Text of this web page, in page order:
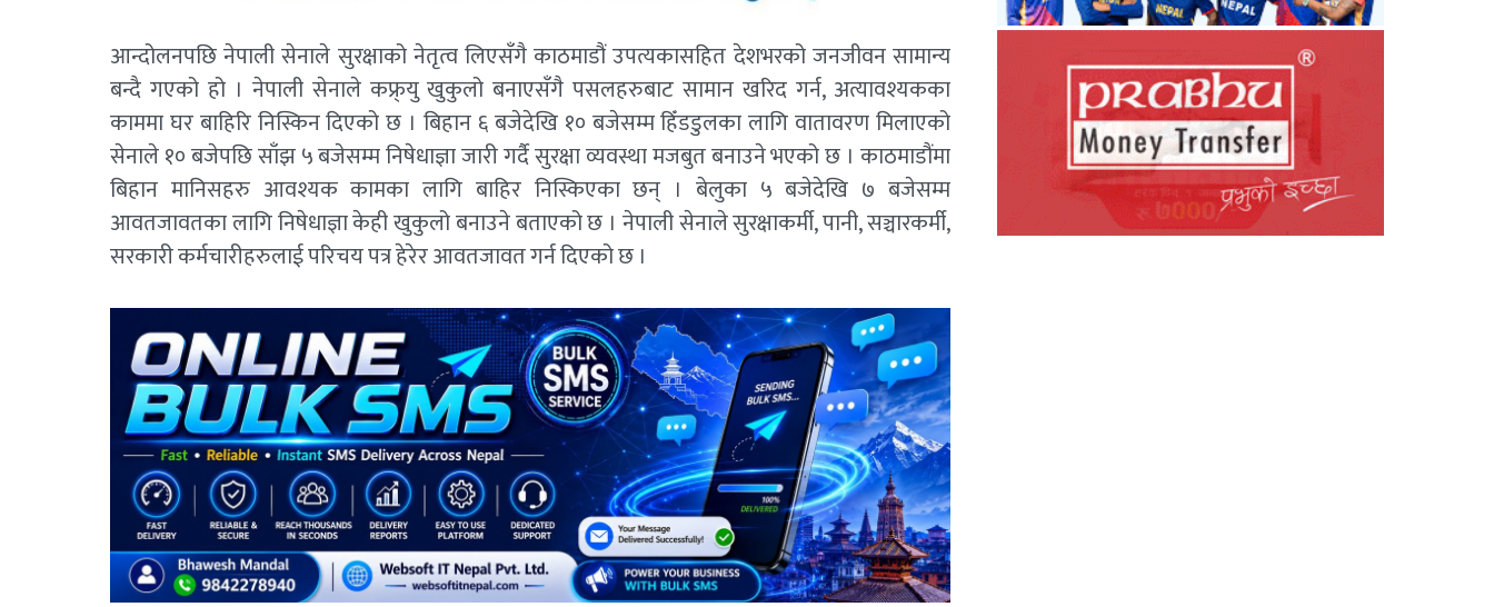
आन्दोलनपछि नेपाली सेनाले सुरक्षाको नेतृत्व लिएसँगै काठमाडौं उपत्यकासहित देशभरको जनजीवन सामान्य
बन्दै गएको हो । नेपाली सेनाले कफ्र्यु खुकुलो बनाएसँगै पसलहरुबाट सामान खरिद गर्न, अत्यावश्यकका
काममा घर बाहिरि निस्किन दिएको छ । बिहान ६ बजेदेखि १० बजेसम्म हिँडडुलका लागि वातावरण मिलाएको
सेनाले १० बजेपछि साँझ ५ बजेसम्म निषेधाज्ञा जारी गर्दै सुरक्षा व्यवस्था मजबुत बनाउने भएको छ । काठमाडौंमा
बिहान मानिसहरु आवश्यक कामका लागि बाहिर निस्किएका छन् । बेलुका ५ बजेदेखि ७ बजेसम्म
आवतजावतका लागि निषेधाज्ञा केही खुकुलो बनाउने बताएको छ । नेपाली सेनाले सुरक्षाकर्मी, पानी, सञ्चारकर्मी,
सरकारी कर्मचारीहरुलाई परिचय पत्र हेरेर आवतजावत गर्न दिएको छ ।